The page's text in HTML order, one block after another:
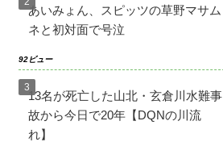
あいみょん、スピッツの草野マサム
ネと初対面で号泣
92ビュー
13名が死亡した山北・玄倉川水難事
故から今日で20年【DQNの川流
れ】